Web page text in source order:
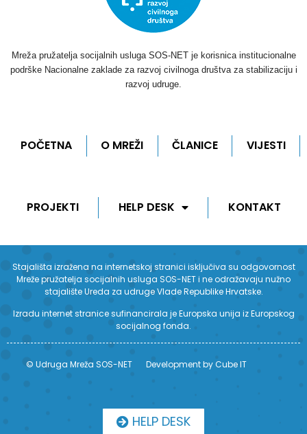
Mreža pružatelja socijalnih usluga SOS-NET je korisnica institucionalne
podrške Nacionalne zaklade za razvoj civilnoga društva za stabilizaciju i
razvoj udruge.
POČETNA O MREŽI ČLANICE VIJESTI
PROJEKTI HELP DESK KONTAKT
Stajališta izražena na internetskoj stranici isključiva su odgovornost
Mreže pružatelja socijalnih usluga SOS-NET i ne odražavaju nužno
stajalište Ureda za udruge Vlade Republike Hrvatske.
Izradu internet stranice sufinancirala je Europska unija iz Europskog
socijalnog fonda.
© Udruga Mreža SOS-NET Development by Cube IT
HELP DESK